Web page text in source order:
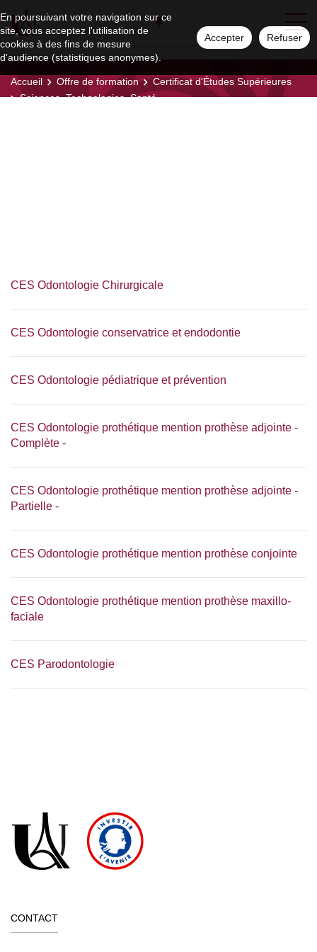
En poursuivant votre navigation sur ce
site, vous acceptez l'utilisation de
cookies à des fins de mesure
d'audience (statistiques anonymes).
Accepter Refuser
Accueil Offre de formation
Certificat d'Études Supérieures
Sciences, Technologies, Santé
CES Odontologie Chirurgicale
CES Odontologie conservatrice et endodontie
CES Odontologie pédiatrique et prévention
CES Odontologie prothétique mention prothèse adjointe -
Complète -
CES Odontologie prothétique mention prothèse adjointe -
Partielle -
CES Odontologie prothétique mention prothèse conjointe
CES Odontologie prothétique mention prothèse maxillo-
faciale
CES Parodontologie
CONTACT